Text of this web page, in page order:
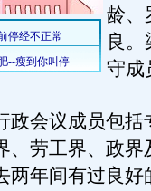
龄、
良
守成
会议成员包括
、劳工界、政界
两年间有过良好